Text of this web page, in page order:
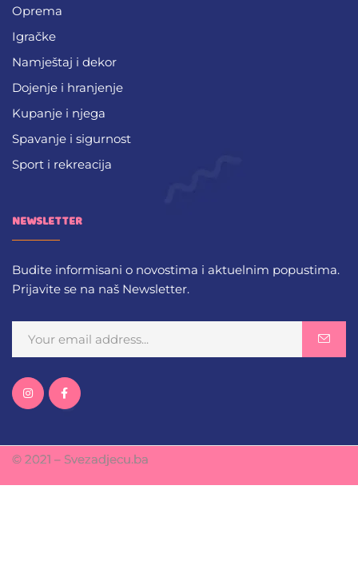
Oprema
Igračke
Namještaj i dekor
Dojenje i hranjenje
Kupanje i njega
Spavanje i sigurnost
Sport i rekreacija
NEWSLETTER
Budite informisani o novostima i aktuelnim popustima.
Prijavite se na naš Newsletter.
© 2021 – Svezadjecu.ba